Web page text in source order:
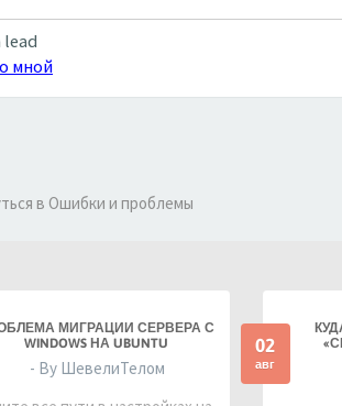
lead
мной
в Ошибки и проблемы
МИГРАЦИИ СЕРВЕРА С
WINDOWS НА UBUNTU
- By ШевелиТелом
02
авг